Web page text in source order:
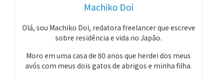
Machiko Doi
Olá, sou Machiko Doi, redatora freelancer que escreve
sobre residência e vida no Japão.
Moro em uma casa de 80 anos que herdei dos meus
avós com meus dois gatos de abrigos e minha filha.